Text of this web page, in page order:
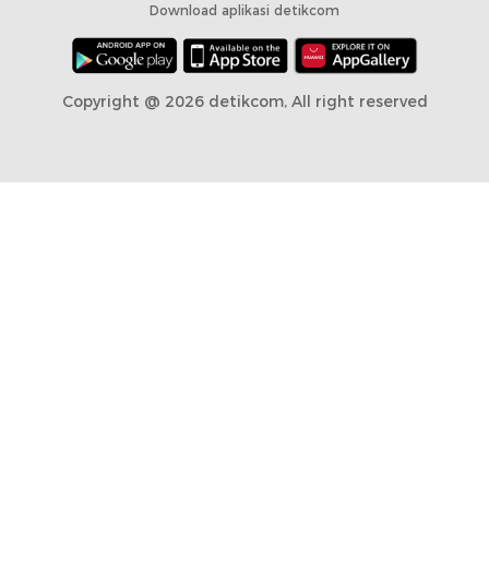
Download aplikasi detikcom
Copyright @ 2026 detikcom, All right reserved